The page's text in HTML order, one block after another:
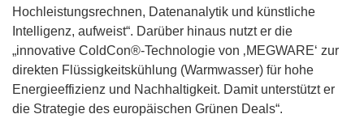
e
r
)
s
t
e
r
)
Hochleistungsrechnen, Datenanalytik und künstliche
Intelligenz, aufweist“. Darüber hinaus nutzt er die
„innovative ColdCon®-Technologie von ‚MEGWARE‘ zur
direkten Flüssigkeitskühlung (Warmwasser) für hohe
Energieeffizienz und Nachhaltigkeit. Damit unterstützt er
die Strategie des europäischen Grünen Deals“.